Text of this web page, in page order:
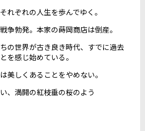
れぞれの人生を歩んでゆく。
争勃発。本家の蒔岡商店は倒産。
の世界が古き良き時代、すでに過去
を感じ始めている。
美しくあることをやめない。
、満開の紅枝垂の桜のよう